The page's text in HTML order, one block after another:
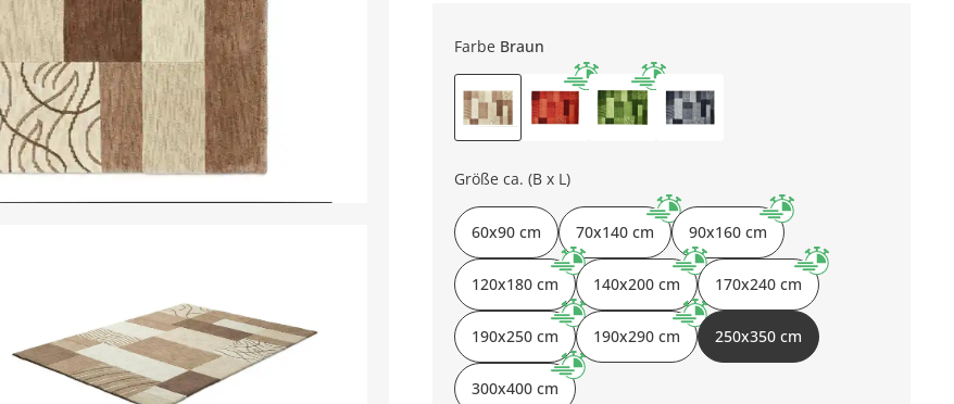
Farbe Braun
Größe ca. (B x L)
60x90 cm 70x140 cm 90x160 cm
120x180 cm 140x200 cm 170x240 cm
190x250 cm 190x290 cm 250x350 cm
300x400 cm